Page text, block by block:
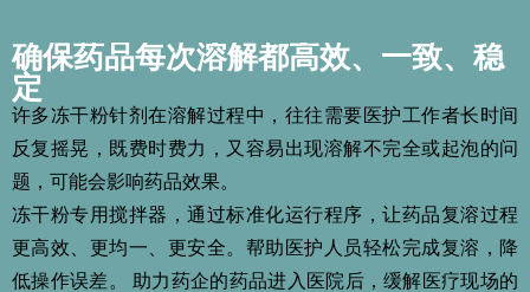
确保药品每次溶解都高效、一致、稳
定
许多冻干粉针剂在溶解过程中，往往需要医护工作者长时间
反复摇晃，既费时费力，又容易出现溶解不完全或起泡的问
题，可能会影响药品效果。
冻干粉专用搅拌器，通过标准化运行程序，让药品复溶过程
更高效、更均一、更安全。帮助医护人员轻松完成复溶，降
低操作误差。 助力药企的药品进入医院后，缓解医疗现场的